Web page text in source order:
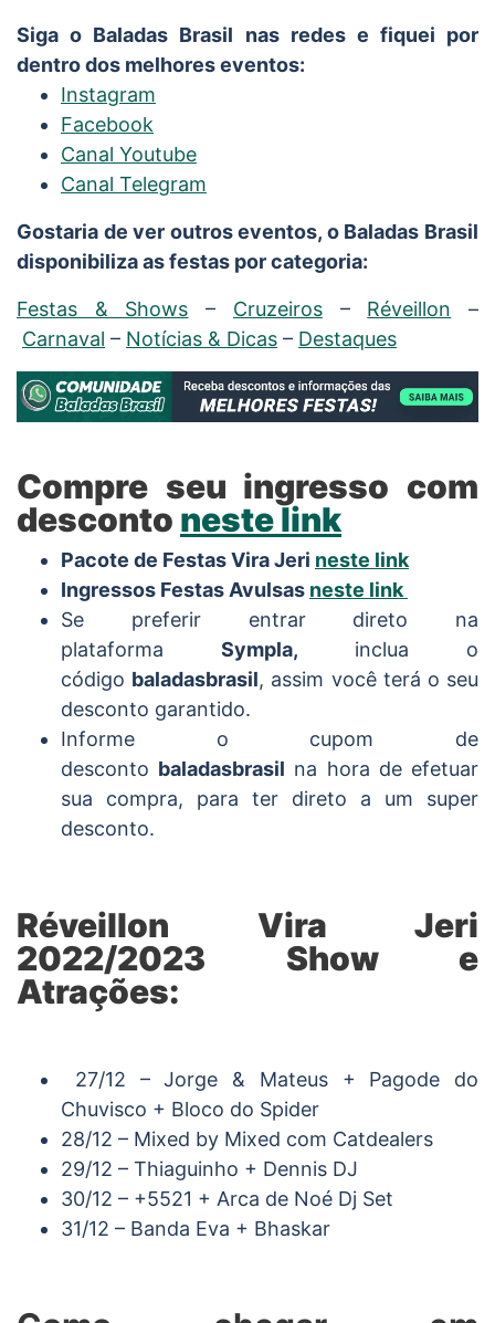
Siga o Baladas Brasil nas redes e fiquei por
dentro dos melhores eventos:
Instagram
Facebook
Canal Youtube
Canal Telegram
Gostaria de ver outros eventos, o Baladas Brasil
disponibiliza as festas por categoria:
Festas & Shows – Cruzeiros– Réveillon –
Carnaval – Notícias & Dicas – Destaques
Compre seu ingresso com
desconto neste link
Pacote de Festas Vira Jeri neste link
Ingressos Festas Avulsas neste link
Se preferir entrar direto na
plataforma Sympla, inclua o
código baladasbrasil, assim você terá o seu
desconto garantido.
Informe o cupom de
desconto baladasbrasil na hora de efetuar
sua compra, para ter direto a um super
desconto.
Réveillon Vira Jeri
2022/2023 Show e
Atrações:
27/12 – Jorge & Mateus + Pagode do
Chuvisco + Bloco do Spider
28/12 – Mixed by Mixed com Catdealers
29/12 – Thiaguinho + Dennis DJ
30/12 – +5521 + Arca de Noé Dj Set
31/12 – Banda Eva + Bhaskar